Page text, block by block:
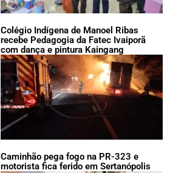
Colégio Indígena de Manoel Ribas
recebe Pedagogia da Fatec Ivaiporã
com dança e pintura Kaingang
Caminhão pega fogo na PR-323 e
motorista fica ferido em Sertanópolis